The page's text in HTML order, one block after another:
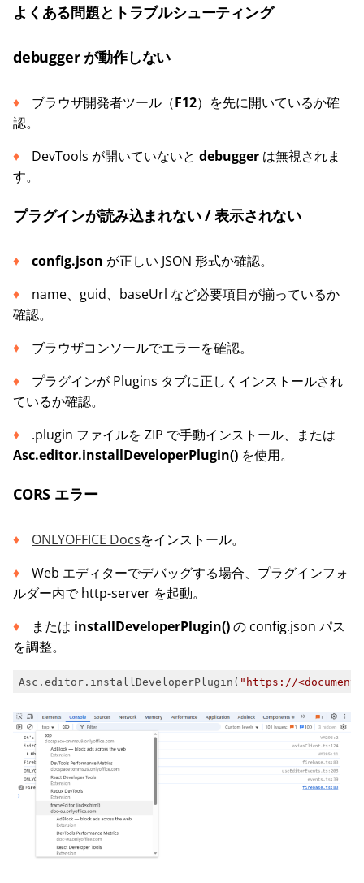
よくある問題とトラブルシューティング
debugger が動作しない
ブラウザ開発者ツール（F12）を先に開いているか確
認。
DevTools が開いていないと debugger は無視されま
す。
プラグインが読み込まれない / 表示されない
config.json が正しい JSON 形式か確認。
name、guid、baseUrl など必要項目が揃っているか
確認。
ブラウザコンソールでエラーを確認。
プラグインが Plugins タブに正しくインストールされ
ているか確認。
.plugin ファイルを ZIP で手動インストール、または
Asc.editor.installDeveloperPlugin() を使用。
CORS エラー
ONLYOFFICE Docsをインストール。
Web エディターでデバッグする場合、プラグインフォ
ルダー内で http-server を起動。
または installDeveloperPlugin()の config.json パス
を調整。
Asc.editor.installDeveloperPlugin( "https://